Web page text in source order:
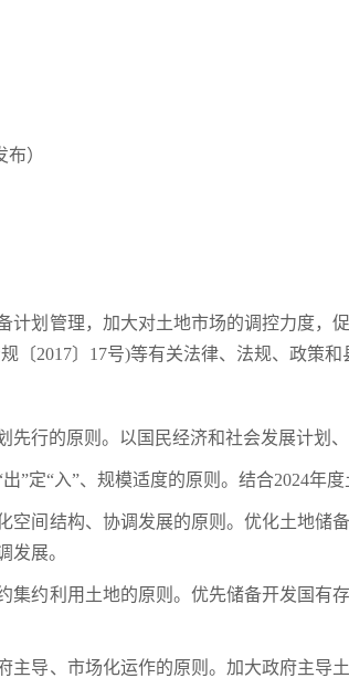
）
计划管理，加大对土地市场的调控力度，
〔2017〕17号)等有关法律、法规、政策
先行的原则。以国民经济和社会发展计划
出”定“入”、规模适度的原则。结合2024
空间结构、协调发展的原则。优化土地
发展。
集约利用土地的原则。优先储备开发国
主导、市场化运作的原则。加大政府主